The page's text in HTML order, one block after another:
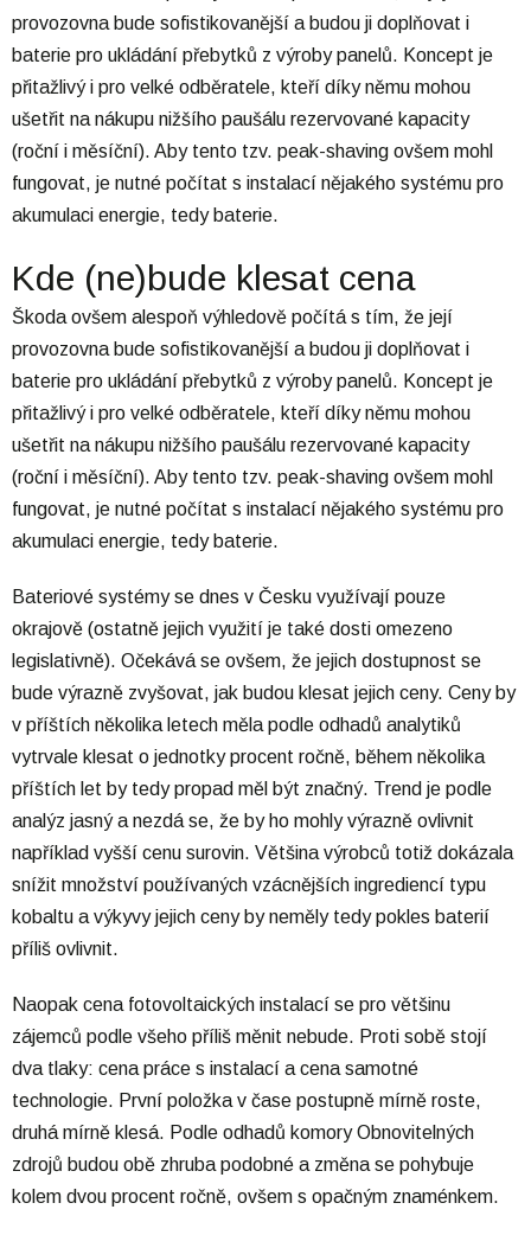
provozovna bude sofistikovanější a budou ji doplňovat i
baterie pro ukládání přebytků z výroby panelů. Koncept je
přitažlivý i pro velké odběratele, kteří díky němu mohou
ušetřit na nákupu nižšího paušálu rezervované kapacity
(roční i měsíční). Aby tento tzv. peak-shaving ovšem mohl
fungovat, je nutné počítat s instalací nějakého systému pro
akumulaci energie, tedy baterie.
Kde (ne)bude klesat cena
Škoda ovšem alespoň výhledově počítá s tím, že její
provozovna bude sofistikovanější a budou ji doplňovat i
baterie pro ukládání přebytků z výroby panelů. Koncept je
přitažlivý i pro velké odběratele, kteří díky němu mohou
ušetřit na nákupu nižšího paušálu rezervované kapacity
(roční i měsíční). Aby tento tzv. peak-shaving ovšem mohl
fungovat, je nutné počítat s instalací nějakého systému pro
akumulaci energie, tedy baterie.
Bateriové systémy se dnes v Česku využívají pouze
okrajově (ostatně jejich využití je také dosti omezeno
legislativně). Očekává se ovšem, že jejich dostupnost se
bude výrazně zvyšovat, jak budou klesat jejich ceny. Ceny by
v příštích několika letech měla podle odhadů analytiků
vytrvale klesat o jednotky procent ročně, během několika
příštích let by tedy propad měl být značný. Trend je podle
analýz jasný a nezdá se, že by ho mohly výrazně ovlivnit
například vyšší cenu surovin. Většina výrobců totiž dokázala
snížit množství používaných vzácnějších ingrediencí typu
kobaltu a výkyvy jejich ceny by neměly tedy pokles baterií
příliš ovlivnit.
Naopak cena fotovoltaických instalací se pro většinu
zájemců podle všeho příliš měnit nebude. Proti sobě stojí
dva tlaky: cena práce s instalací a cena samotné
technologie. První položka v čase postupně mírně roste,
druhá mírně klesá. Podle odhadů komory Obnovitelných
zdrojů budou obě zhruba podobné a změna se pohybuje
kolem dvou procent ročně, ovšem s opačným znaménkem.